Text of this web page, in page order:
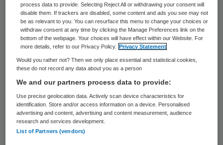
bericht in de Telegraaf donderdag dat de
ambtenaren op VWS details over de
onderhandelingen niet wilden prijsgeven
aan de Tweede Kamer.
Het ministerie laat in een reactie weten dat
de Tweede Kamer altijd glashelder is
ingelicht over afspraken die soms worden
gemaakt met medicijnfabrikanten. Doel is
process data to provide. Selecting Reject All or withdrawing your consent will
disable them. If trackers are disabled, some content and ads you see may not
be as relevant to you. You can resurface this menu to change your choices or
withdraw consent at any time by clicking the Manage Preferences link on the
bottom of the webpage. Your choices will have effect within our Website. For
more details, refer to our Privacy Policy.
Privacy Statement
Would you rather not? Then we only place essential and statistical cookies,
these do not record any data about you as a person
We and our partners process data to provide:
Use precise geolocation data. Actively scan device characteristics for
identification. Store and/or access information on a device. Personalised
advertising and content, advertising and content measurement, audience
research and services development.
List of Partners (vendors)